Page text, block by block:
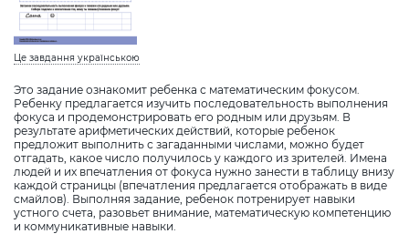
Це завдання українською
Это задание ознакомит ребенка с математическим фокусом.
Ребенку предлагается изучить последовательность выполнения
фокуса и продемонстрировать его родным или друзьям. В
результате арифметических действий, которые ребенок
предложит выполнить с загаданными числами, можно будет
отгадать, какое число получилось у каждого из зрителей. Имена
людей и их впечатления от фокуса нужно занести в таблицу внизу
каждой страницы (впечатления предлагается отображать в виде
смайлов). Выполняя задание, ребенок потренирует навыки
устного счета, разовьет внимание, математическую компетенцию
и коммуникативные навыки.